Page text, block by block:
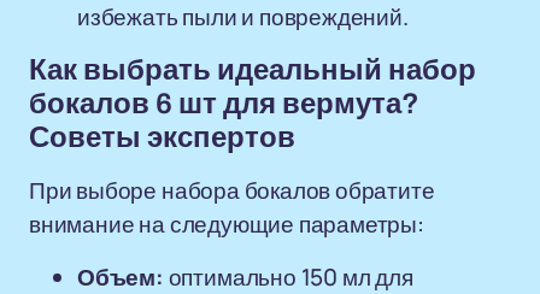
избежать пыли и повреждений.
Как выбрать идеальный набор
бокалов 6 шт для вермута?
Советы экспертов
При выборе набора бокалов обратите
внимание на следующие параметры:
Объем: оптимально 150 мл для